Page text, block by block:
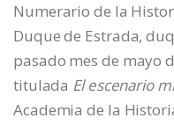
Numerario de la
Duque de Estrada,
pasado mes de mayo
titulada El escenario
Academia de la